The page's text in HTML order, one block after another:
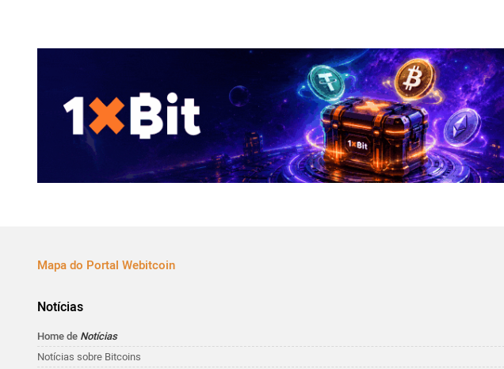
Mapa do Portal Webitcoin
Notícias
Home de Notícias
Notícias sobre Bitcoins